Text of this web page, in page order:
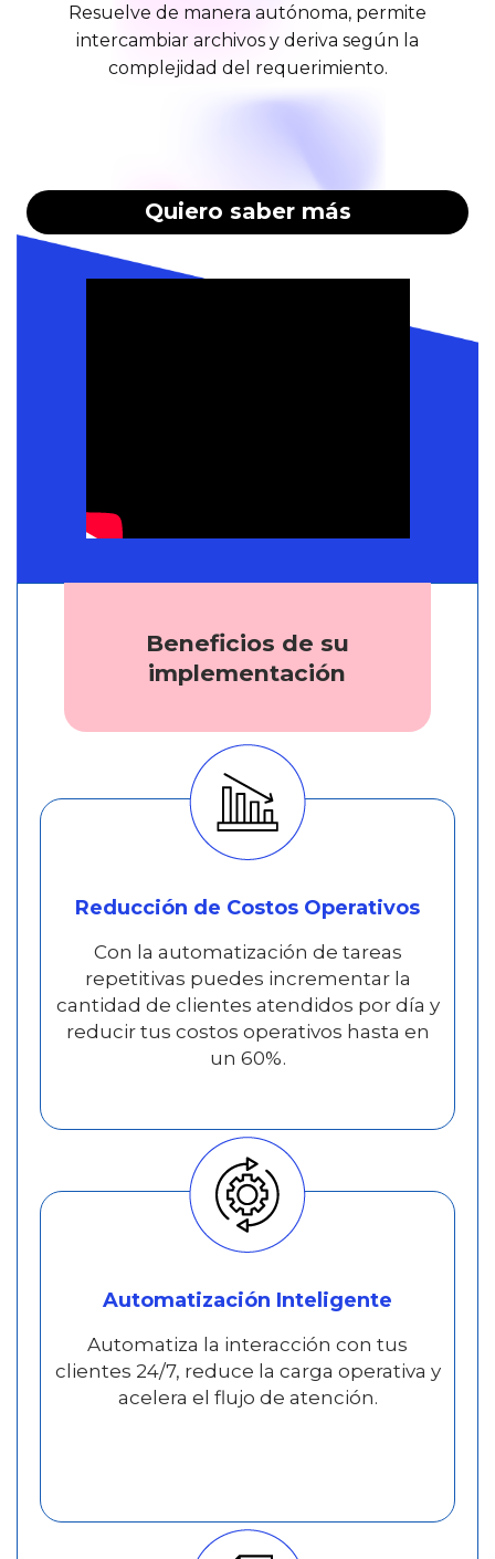
Resuelve de manera autónoma, permite
intercambiar archivos y deriva según la
complejidad del requerimiento.
Quiero saber más
Beneficios de su
implementación
Reducción de Costos Operativos
Con la automatización de tareas
repetitivas puedes incrementar la
cantidad de clientes atendidos por día y
reducir tus costos operativos hasta en
un 60%.
Automatización Inteligente
Automatiza la interacción con tus
clientes 24/7, reduce la carga operativa y
acelera el flujo de atención.